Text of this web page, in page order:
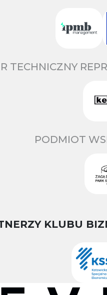
TECHNICZNY
PODMIOT
KLUBU